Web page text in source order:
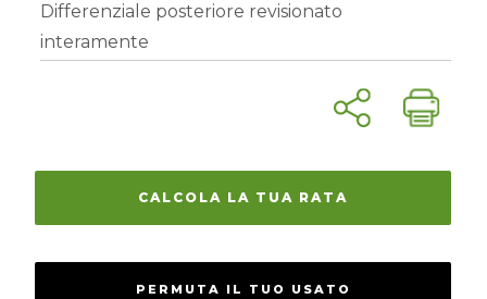
CALCOLA LA TUA RATA
PERMUTA IL TUO USATO
Differenziale posteriore revisionato
interamente